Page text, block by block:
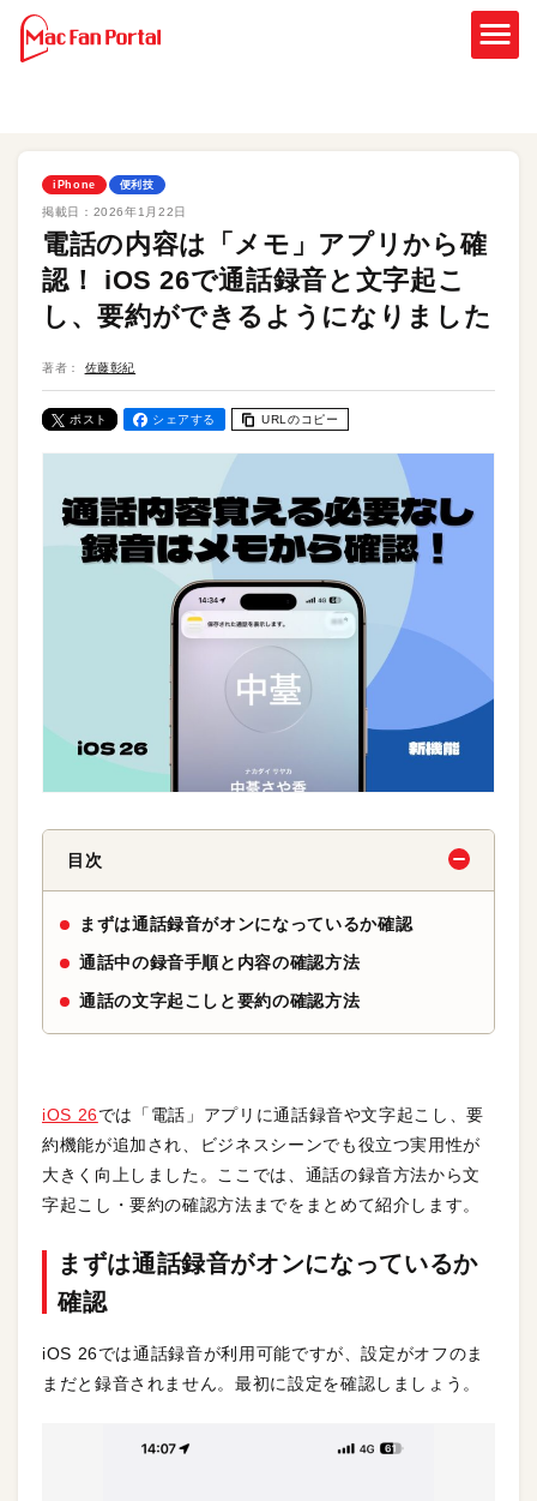
iPhone 便利技
掲載日： 2026年1月22日
電話の内容は「メモ」アプリから確
認！ iOS 26で通話録音と文字起こ
し、要約ができるようになりました
著者： 佐藤彰紀
ポスト シェアする URLのコピー
目次
まずは通話録音がオンになっているか確認
通話中の録音手順と内容の確認方法
通話の文字起こしと要約の確認方法
iOS 26では「電話」アプリに通話録音や文字起こし、要
約機能が追加され、ビジネスシーンでも役立つ実用性が
大きく向上しました。ここでは、通話の録音方法から文
字起こし・要約の確認方法までをまとめて紹介します。
まずは通話録音がオンになっているか
確認
iOS 26では通話録音が利用可能ですが、設定がオフのま
まだと録音されません。最初に設定を確認しましょう。